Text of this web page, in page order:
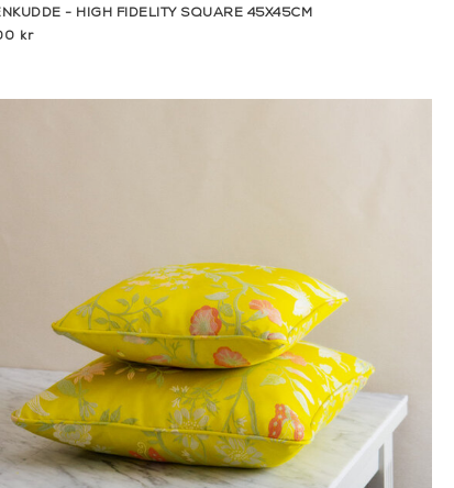
- HIGH FIDELITY SQUARE 45X45CM
kr